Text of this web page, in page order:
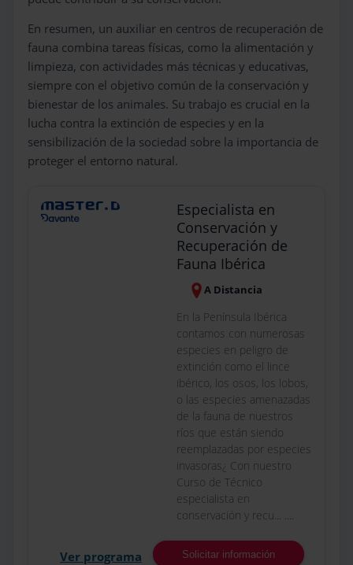
En resumen, un auxiliar en centros de recuperación de
fauna combina tareas físicas, como la alimentación y
limpieza, con actividades más técnicas y educativas,
siempre con el objetivo común de la conservación y
bienestar de los animales. Su trabajo es crucial en la
lucha contra la extinción de especies y en la
sensibilización de la sociedad sobre la importancia de
proteger el entorno natural.
Especialista en
Conservación y
Recuperación de
Fauna Ibérica
A Distancia
En la Península Ibérica
contamos con numerosas
especies en peligro de
extinción como el lince
ibérico, los osos, los lobos,
o las especies amenazadas
de la fauna de nuestros
ríos que están siendo
reemplazadas por especies
invasoras¿ Con nuestro
Curso de Técnico
especialista en
conservación y recu... ....
Ver programa Solicitar información